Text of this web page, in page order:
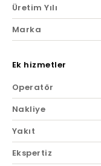
Üretim Yılı
Marka
Ek hizmetler
Operatör
Nakliye
Yakıt
Ekspertiz